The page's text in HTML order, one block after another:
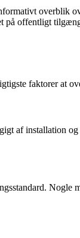
overblik
offentligt
faktorer at
af installation
Nogle